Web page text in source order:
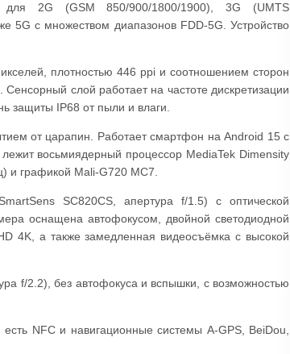
2G (GSM 850/900/1800/1900), 3G (UMTS
5G с множеством диапазонов FDD-5G. Устройство
плотностью 446 ppi и соотношением сторон
слой работает на частоте дискретизации
защиты IP68 от пыли и влаги.
от царапин. Работает смартфон на Android 15 с
восьмиядерный процессор MediaTek Dimensity
и графикой Mali-G720 MC7.
SC820CS, апертура f/1.5) с оптической
оснащена автофокусом, двойной светодиодной
4K, а также замедленная видеосъёмка с высокой
f/2.2), без автофокуса и вспышки, с возможностью
NFC и навигационные системы A-GPS, BeiDou,